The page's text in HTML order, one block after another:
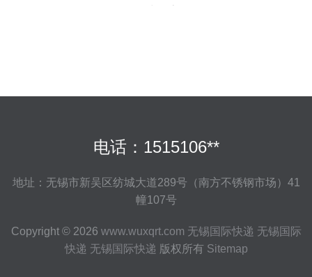
电话：1515106**
地址：无锡市新吴区纺城大道289号（南方不锈钢市场）41
幢107号
Copyright © 2026 www.wuxqrt.com 无锡国际快递 无锡国际
快递 无锡国际快递 版权所有 Sitemap